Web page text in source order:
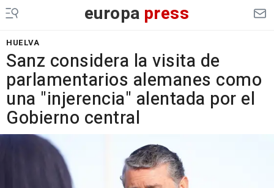
europa press
HUELVA
Sanz considera la visita de
parlamentarios alemanes como
una "injerencia" alentada por el
Gobierno central